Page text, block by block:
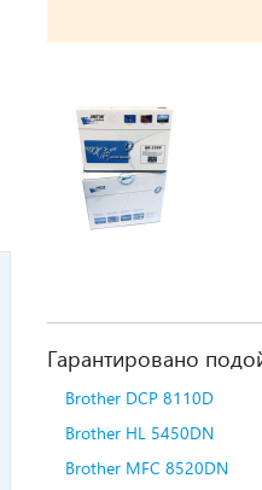
Гарантировано
Brother DCP 8110D
Brother HL 5450DN
Brother MFC 8520DN